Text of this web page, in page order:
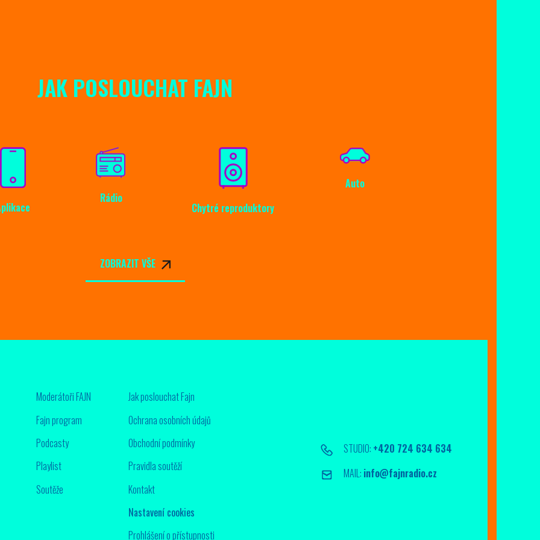
JAK POSLOUCHAT FAJN
Rádio
Chytré reproduktory
Auto
ZOBRAZIT VŠE
Moderátoři FAJN
Fajn program
Podcasty
Playlist
Soutěže
Jak poslouchat Fajn
Ochrana osobních údajů
Obchodní podmínky
Pravidla soutěží
Kontakt
Nastavení cookies
Prohlášení o přístupnosti
STUDIO: +420 724 634 634
MAIL: info@fajnradio.cz